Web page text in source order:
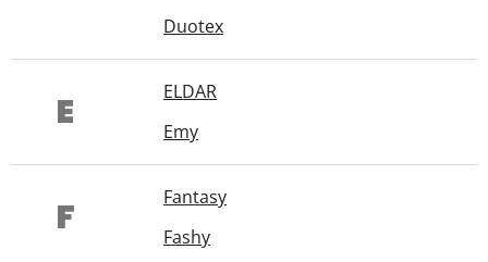
Duotex
E
ELDAR
Emy
F
Fantasy
Fashy